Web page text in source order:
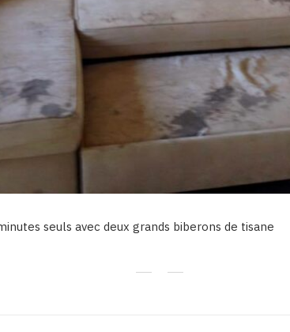
seuls avec deux grands biberons de tisane